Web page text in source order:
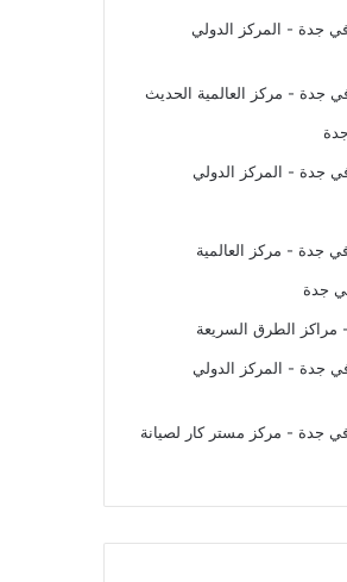
جدة - المركز الدولي
جدة - مركز العالمية الحديث
جدة - المركز الدولي
جدة - مركز العالمية
جدة
- مراكز الطرق السريعة
جدة - المركز الدولي
جدة - مركز مستر كار لصيانة